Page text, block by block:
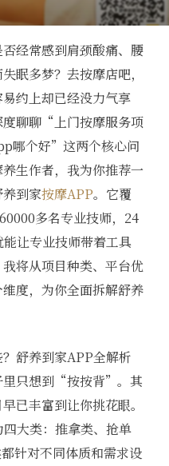
经常感到肩颈酸痛、腰
眠多梦？去按摩店吧，
约上却已经没力气享
聊聊“上门按摩服务项
哪个好”这两个核心问
生作者，我为你推荐一
到家按摩APP。它覆
多名专业技师，24
让专业技师带着工具
将从项目种类、平台优
度，为你全面拆解舒养
舒养到家APP全解析
里只想到“按按背”。其
已丰富到让你挑花眼。
大类：推拿类、抢单
针对不同体质和需求设